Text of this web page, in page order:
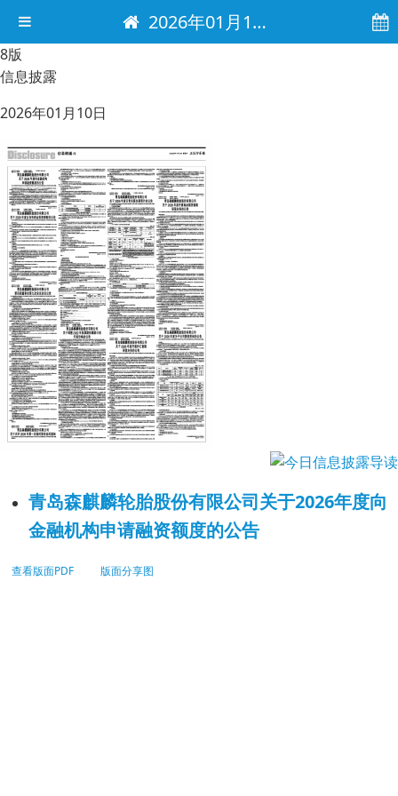
2026年01月10日 电子报
8版
信息披露
2026年01月10日
青岛森麒麟轮胎股份有限公司关于2026年度向
金融机构申请融资额度的公告
查看版面PDF 版面分享图